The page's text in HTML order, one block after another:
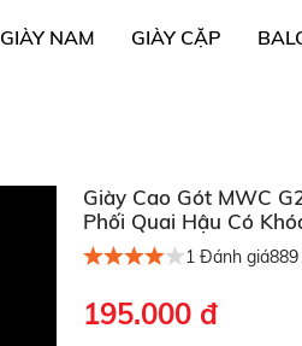
GIÀY NAM GIÀY CẶP
Giày Cao Gót MWC
Phối Quai Hậu Có
1 Đánh giá889
195.000 đ